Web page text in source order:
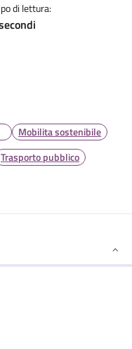
di lettura:
Mobilita sostenibile
Trasporto pubblico